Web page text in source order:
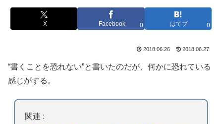
X Facebook 0 はてブ 0
2018.06.26 2018.06.27
“書くことを恐れない”と書いたのだが、何かに恐れている
感じがする。
関連 :